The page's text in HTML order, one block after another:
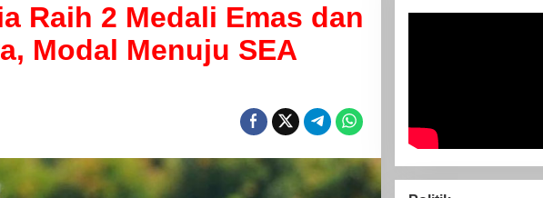
Raih 2 Medali Emas dan
Modal Menuju SEA